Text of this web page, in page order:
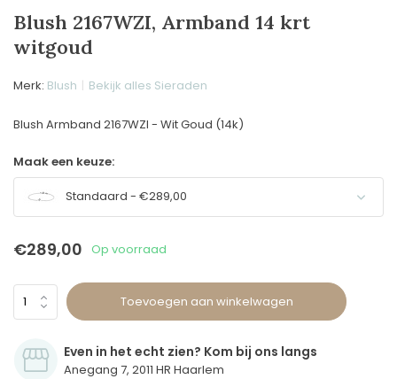
Blush 2167WZI, Armband 14 krt
witgoud
Merk: Blush Bekijk alles Sieraden
Blush Armband 2167WZI - Wit Goud (14k)
Maak een keuze:
Standaard - €289,00
€289,00 Op voorraad
Toevoegen aan winkelwagen
Even in het echt zien? Kom bij ons langs
Anegang 7, 2011 HR Haarlem